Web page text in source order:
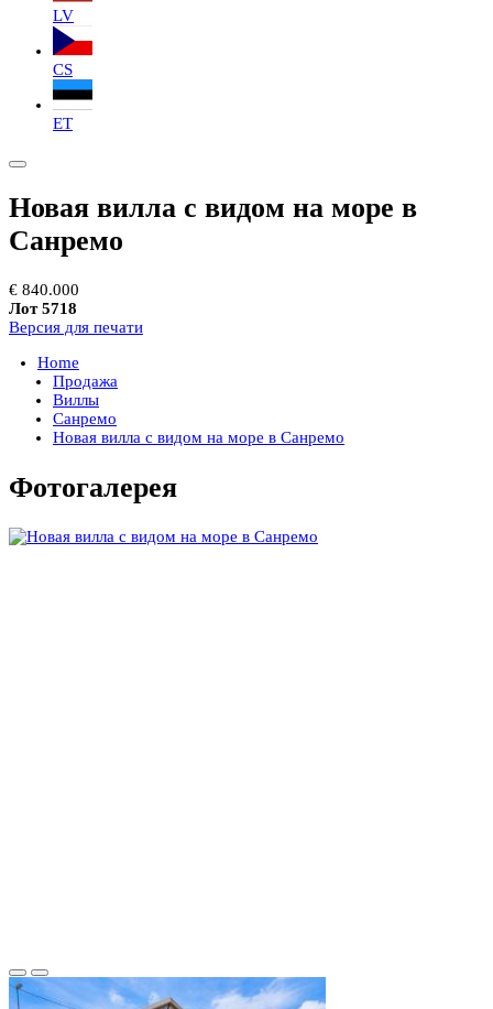
LV
CS
ET
Новая вилла с видом на море в
Санремо
€ 840.000
Лот 5718
Версия для печати
Home
Продажа
Виллы
Санремо
Новая вилла с видом на море в Санремо
Фотогалерея